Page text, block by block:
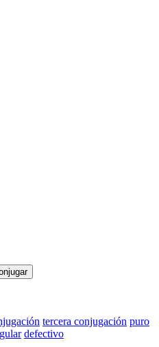
tercera conjugación puro
defectivo